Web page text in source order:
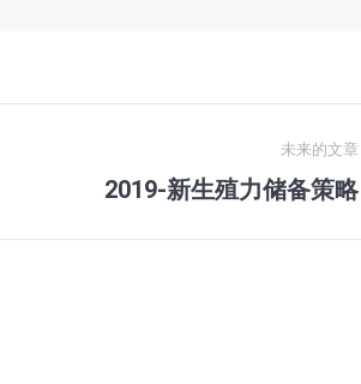
未来的文章
2019-新生殖力储备策略